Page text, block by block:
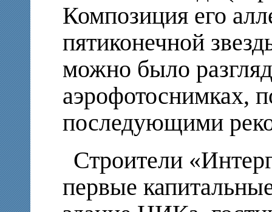
Композиция его
пятиконечной
можно было
аэрофотоснимках,
последующими
Строители
первые